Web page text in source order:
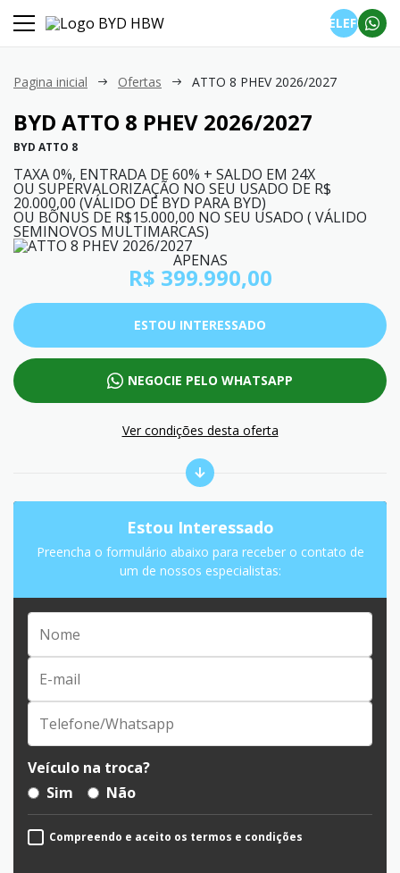
TELEFONE
Pagina inicial Ofertas ATTO 8 PHEV 2026/2027
BYD ATTO 8 PHEV 2026/2027
BYD ATTO 8
APENAS
R$ 399.990,00
TAXA 0%, ENTRADA DE 60% + SALDO EM 24X
OU SUPERVALORIZAÇÃO NO SEU USADO DE R$
20.000,00 (VÁLIDO DE BYD PARA BYD)
OU BÕNUS DE R$15.000,00 NO SEU USADO ( VÁLIDO
SEMINOVOS MULTIMARCAS)
ESTOU INTERESSADO
NEGOCIE PELO WHATSAPP
Ver condições desta oferta
Estou Interessado
Preencha o formulário abaixo para receber o contato de
um de nossos especialistas:
Veículo na troca?
Sim
Não
Compreendo e aceito os termos e condições